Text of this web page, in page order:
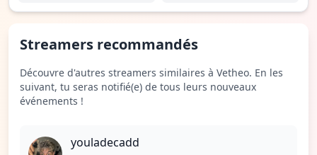
Streamers recommandés
Découvre d'autres streamers similaires à Vetheo. En les
suivant, tu seras notifié(e) de tous leurs nouveaux
événements !
youladecadd